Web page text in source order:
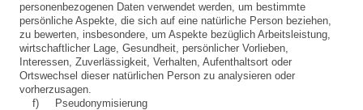
personenbezogenen Daten verwendet werden, um bestimmte
persönliche Aspekte, die sich auf eine natürliche Person beziehen,
zu bewerten, insbesondere, um Aspekte bezüglich Arbeitsleistung,
wirtschaftlicher Lage, Gesundheit, persönlicher Vorlieben,
Interessen, Zuverlässigkeit, Verhalten, Aufenthaltsort oder
Ortswechsel dieser natürlichen Person zu analysieren oder
vorherzusagen.
f) Pseudonymisierung